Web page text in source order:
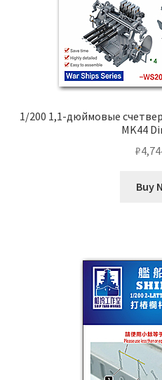
1/200 1,1-дюймовые
MK44
₽
Buy